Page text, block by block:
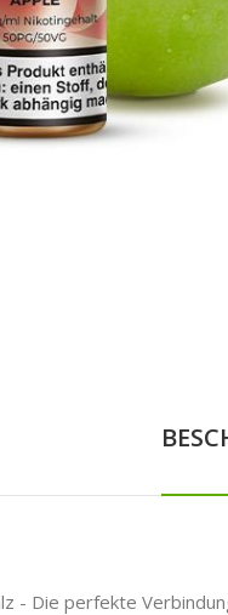
- Die perfekte